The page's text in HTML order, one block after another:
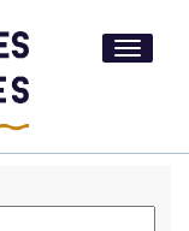
Toggle